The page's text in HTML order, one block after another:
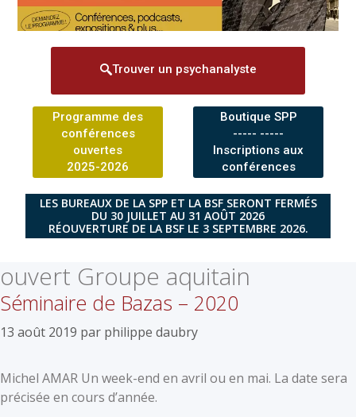
Trouver un psychanalyste
Programme des
conférences
ouvertes
2025-2026
Boutique SPP
----- -----
Inscriptions aux
conférences
LES BUREAUX DE LA SPP ET LA BSF SERONT FERMÉS
DU 30 JUILLET AU 31 AOÛT 2026
RÉOUVERTURE DE LA BSF LE 3 SEPTEMBRE 2026.
ouvert Groupe aquitain
Séminaire de Bazas – 2020
13 août 2019 par philippe daubry
Michel AMAR Un week-end en avril ou en mai. La date sera
précisée en cours d’année.